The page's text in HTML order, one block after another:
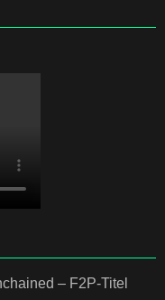
– F2P-Titel